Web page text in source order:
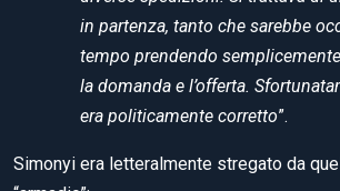
in partenza, tanto che sarebbe
tempo prendendo
la domanda e l’offerta.
era politicamente corretto”.
Simonyi era letteralmente stregato da